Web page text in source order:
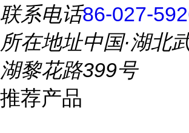
联系电话86-027-
所在地址中国·湖北
湖黎花路399号
推荐产品